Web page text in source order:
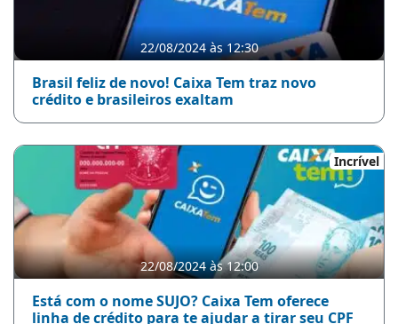
22/08/2024 às 12:30
Brasil feliz de novo! Caixa Tem traz novo
crédito e brasileiros exaltam
Incrível
22/08/2024 às 12:00
Está com o nome SUJO? Caixa Tem oferece
linha de crédito para te ajudar a tirar seu CPF